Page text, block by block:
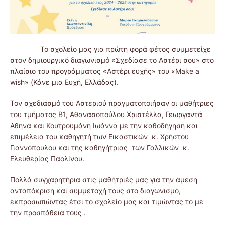
Το σχολείο μας για πρώτη φορά φέτος συμμετείχε
στον δημιουργικό διαγωνισμό «Σχεδίασε το Αστέρι σου» στο
πλαίσιο του προγράμματος «Αστέρι ευχής» του «Make a
wish» (Κάνε μια Ευχή, Ελλάδας).
Τον σχεδιασμό του Αστεριού πραγματοποιήσαν οι μαθήτριες
του τμήματος Β1, Αθανασοπούλου Χριστέλλα, Γεωργαντά
Αθηνά και Κουτρουμάνη Ιωάννα με την καθοδήγηση και
επιμέλεια του καθηγητή των Εικαστικών κ. Χρήστου
Γιαννόπουλου και της καθηγήτριας των Γαλλικών κ.
Ελευθερίας Παολίνου.
Πολλά συγχαρητήρια στις μαθήτριές μας για την άμεση
ανταπόκριση και συμμετοχή τους στο διαγωνισμό,
εκπροσωπώντας έτσι το σχολείο μας και τιμώντας το με
την προσπάθειά τους .